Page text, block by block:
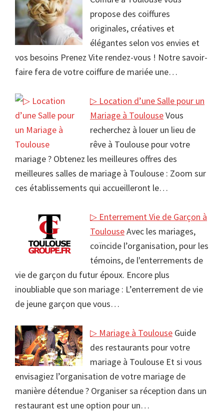
propose des coiffures
originales, créatives et
élégantes selon vos envies et
vos besoins Prenez Vite rendez-vous ! Notre savoir-
faire fera de votre coiffure de mariée une…
▷ Location d’une Salle pour un
Mariage à ToulouseVous
recherchez à louer un lieu de
rêve à Toulouse pour votre
mariage ? Obtenez les meilleures offres des
meilleures salles de mariage à Toulouse : Zoom sur
ces établissements qui accueilleront le…
▷ Enterrement Vie de Garçon à
ToulouseAvec les mariages,
coïncide l’organisation, pour les
témoins, de l'enterrements de
vie de garçon du futur époux. Encore plus
inoubliable que son mariage : L’enterrement de vie
de jeune garçon que vous…
▷ Mariage à Toulouse Guide
des restaurants pour votre
mariage à Toulouse Et si vous
envisagiez l’organisation de votre mariage de
manière détendue ? Organiser sa réception dans un
restaurant est une option pour un…